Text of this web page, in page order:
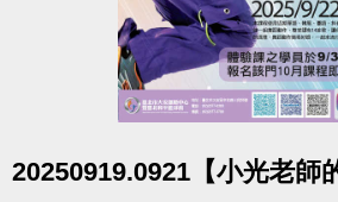
20250919.0921【小光老師